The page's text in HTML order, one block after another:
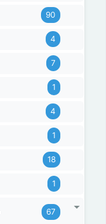
90
4
7
1
4
1
18
1
67